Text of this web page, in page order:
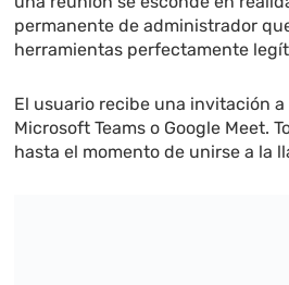
permanente de administrador
herramientas perfectamente
El usuario recibe una invitación
Microsoft Teams o Google Meet.
hasta el momento de unirse a la